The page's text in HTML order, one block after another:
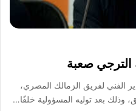
الترجي صعبة
الفني لفريق الزمالك المصري،
وذلك بعد توليه المسؤولية خلفًا…